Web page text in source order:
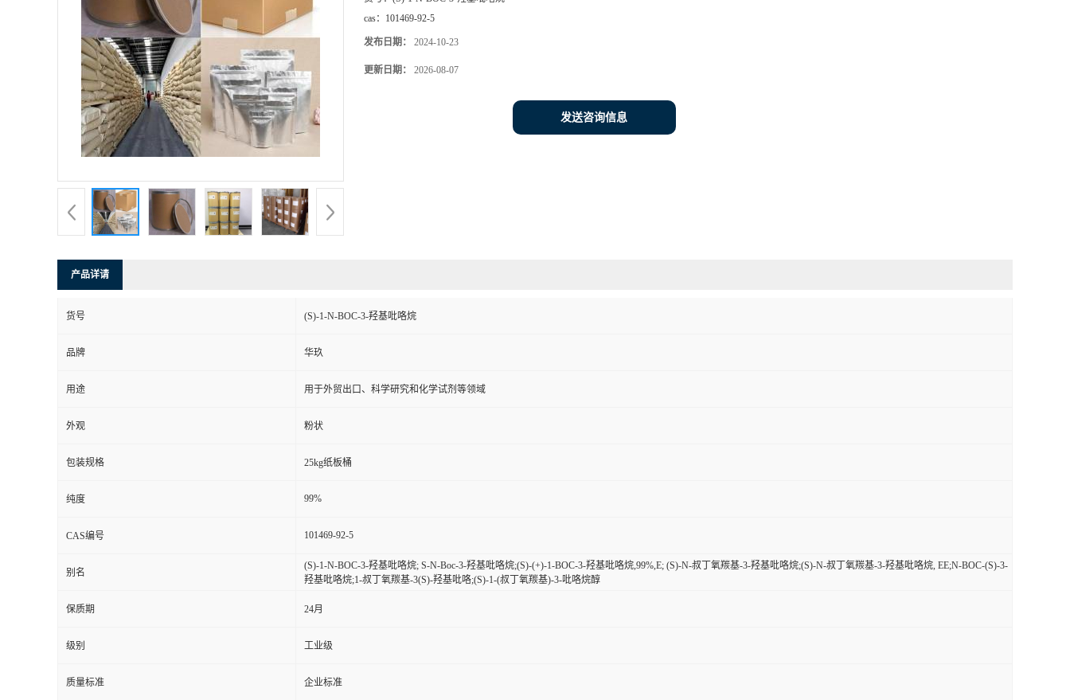
cas： 101469-92-5
发布日期： 2024-10-23
更新日期： 2026-08-07
发送咨询信息
产品详请
货号 (S)-1-N-BOC-3-羟基吡咯烷
品牌 华玖
用途 用于外贸出口、科学研究和化学试剂等领域
外观 粉状
包装规格 25kg纸板桶
纯度 99%
CAS编号 101469-92-5
别名
(S)-1-N-BOC-3-羟基吡咯烷; S-N-Boc-3-羟基吡咯烷;(S)-(+)-1-BOC-3-羟基吡咯烷,99%,E; (S)-N-叔丁氧羰基-3-羟基吡咯烷;(S)-N-叔丁氧羰基-3-羟基吡咯烷, EE;N-BOC-(S)-3-
羟基吡咯烷;1-叔丁氧羰基-3(S)-羟基吡咯;(S)-1-(叔丁氧羰基)-3-吡咯烷醇
保质期 24月
级别 工业级
质量标准 企业标准